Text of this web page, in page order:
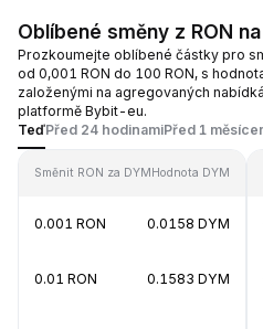
Oblíbené směny z RON na
Prozkoumejte oblíbené částky pro
od 0,001 RON do 100 RON, s
založenými na agregovaných
platformě Bybit-eu.
TeďPřed 24 hodinamiPřed 1
Směnit RON za DYMHodnota DYM
0.001 RON 0.0158 DYM
0.01 RON 0.1583 DYM